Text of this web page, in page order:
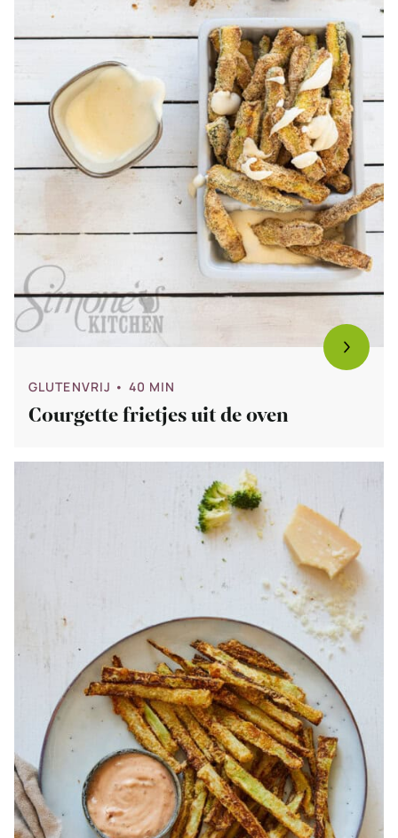
GLUTENVRIJ • 40 MIN
Courgette frietjes uit de oven